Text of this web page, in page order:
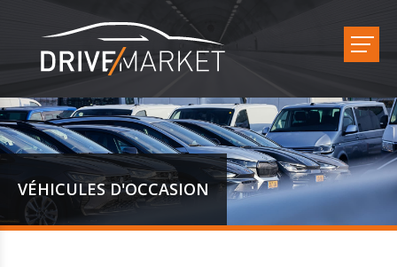
VÉHICULES D'OCCASION